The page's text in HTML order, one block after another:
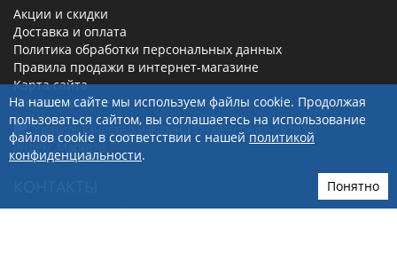
Акции и скидки
Доставка и оплата
Политика обработки персональных данных
Правила продажи в интернет-магазине
Карта сайта
Личный кабинет
630019, г.Новосибирск,ул. Малыгина, д. 7
На нашем сайте мы используем файлы cookie. Продолжая
пользоваться сайтом, вы соглашаетесь на использование
файлов cookie в соответствии с нашей политикой
конфиденциальности.
Понятно